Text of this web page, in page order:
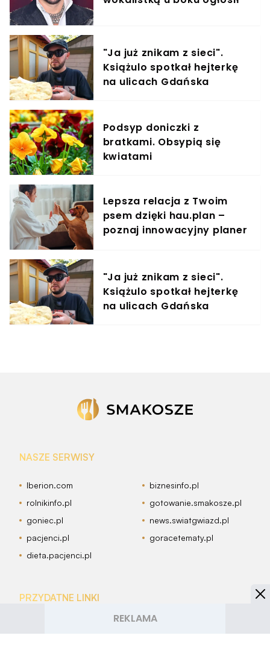
"Ja już znikam z sieci".
Książulo spotkał hejterkę
na ulicach Gdańska
Podsyp doniczki z
bratkami. Obsypią się
kwiatami
Lepsza relacja z Twoim
psem dzięki hau.plan –
poznaj innowacyjny planer
"Ja już znikam z sieci".
Książulo spotkał hejterkę
na ulicach Gdańska
NASZE SERWISY
Iberion.com
biznesinfo.pl
rolnikinfo.pl
gotowanie.smakosze.pl
goniec.pl
news.swiatgwiazd.pl
pacjenci.pl
goracetematy.pl
dieta.pacjenci.pl
PRZYDATNE LINKI